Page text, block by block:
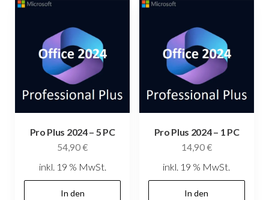
Pro Plus 2024 – 5 PC
54,90€
inkl. 19 % MwSt.
In den
Pro Plus 2024 – 1 PC
14,90€
inkl. 19 % MwSt.
In den